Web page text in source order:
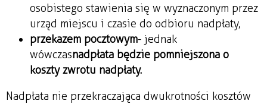
osobistego stawienia się w wyznaczonym przez
urząd miejscu i czasie do odbioru nadpłaty,
przekazem pocztowym- jednak
wówczasnadpłata będzie pomniejszona o
koszty zwrotu nadpłaty.
Nadpłata nie przekraczająca dwukrotności kosztów